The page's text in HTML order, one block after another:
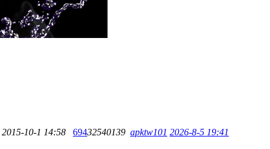
2015-10-1 14:58 69432540139 apktw101 2026-8-5 19:41